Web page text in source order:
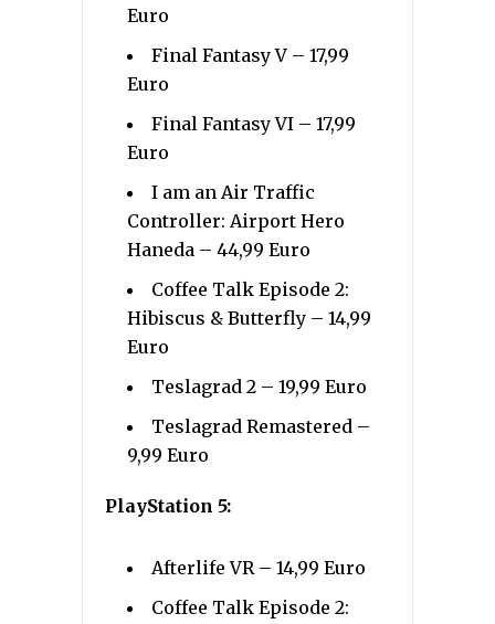
Euro
Final Fantasy V – 17,99
Euro
Final Fantasy VI – 17,99
Euro
I am an Air Traffic
Controller: Airport Hero
Haneda – 44,99 Euro
Coffee Talk Episode 2:
Hibiscus & Butterfly – 14,99
Euro
Teslagrad 2 – 19,99 Euro
Teslagrad Remastered –
9,99 Euro
PlayStation 5:
Afterlife VR – 14,99 Euro
Coffee Talk Episode 2: